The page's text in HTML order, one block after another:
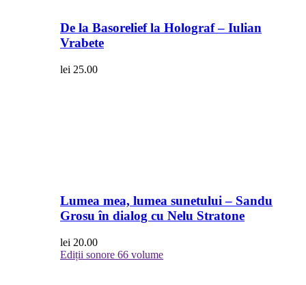
De la Basorelief la Holograf – Iulian
Vrabete
lei 25.00
Lumea mea, lumea sunetului – Sandu
Grosu în dialog cu Nelu Stratone
lei 20.00
Ediții sonore 66 volume